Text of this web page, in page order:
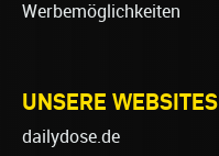
Werbemöglichkeiten
UNSERE WEBSITES
dailydose.de